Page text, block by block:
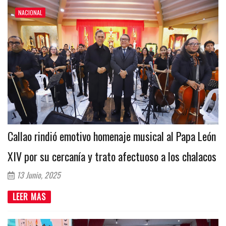
NACIONAL
Callao rindió emotivo homenaje musical al Papa León
XIV por su cercanía y trato afectuoso a los chalacos
13 Junio, 2025
LEER MAS